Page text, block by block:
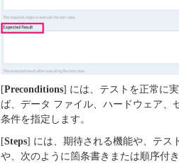
[Preconditions] には、テストを正常に
ば、データ ファイル、ハードウェア、
条件を指定します。
[Steps] には、期待される機能や、テス
や、次のように箇条書きまたは順序付